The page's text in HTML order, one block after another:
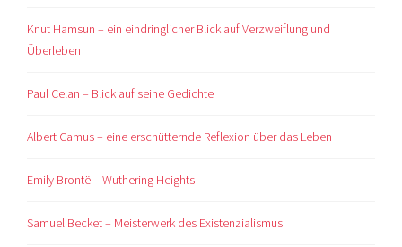
Knut Hamsun – ein eindringlicher Blick auf Verzweiflung und
Überleben
Paul Celan – Blick auf seine Gedichte
Albert Camus – eine erschütternde Reflexion über das Leben
Emily Brontë – Wuthering Heights
Samuel Becket – Meisterwerk des Existenzialismus